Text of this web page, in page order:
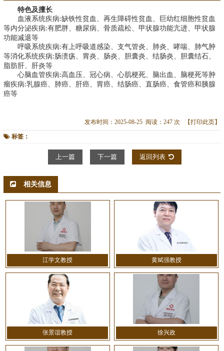
特色及擅长
血液系统疾病:缺铁性贫血、再生障碍性贫血、巨幼红细胞性贫血
等内分泌疾病:有肥胖、糖尿病、骨质疏松、甲状腺功能亢进、甲状腺
功能减退等
呼吸系统疾病:有上呼吸道感染、支气管炎、肺炎、哮喘、肺气肿
等消化系统疾病: 肠溃疡、胃炎、肠炎、胆囊炎、结肠炎、胆囊结石、
脂肪肝、肝炎等
心脑血管疾病:高血压、冠心病、心肌梗死、脑出血、脑梗死等肿
瘤疾病:乳腺癌、肺癌、肝癌、胃癌、结肠癌、直肠癌、食管癌和胰腺
癌等
发布时间：2025-08-25 阅读：247 次 【打印此页】
标签：
上一篇 下一篇 返回列表
相关信息
江学文教授 黄斌强教授
张景谊教授 徐兴政